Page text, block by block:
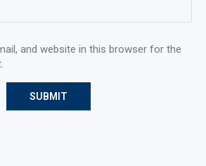
and website in this browser for the